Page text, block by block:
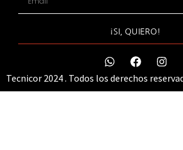
¡SI, QUIERO!
Tecnicor 2024 . Todos los derechos